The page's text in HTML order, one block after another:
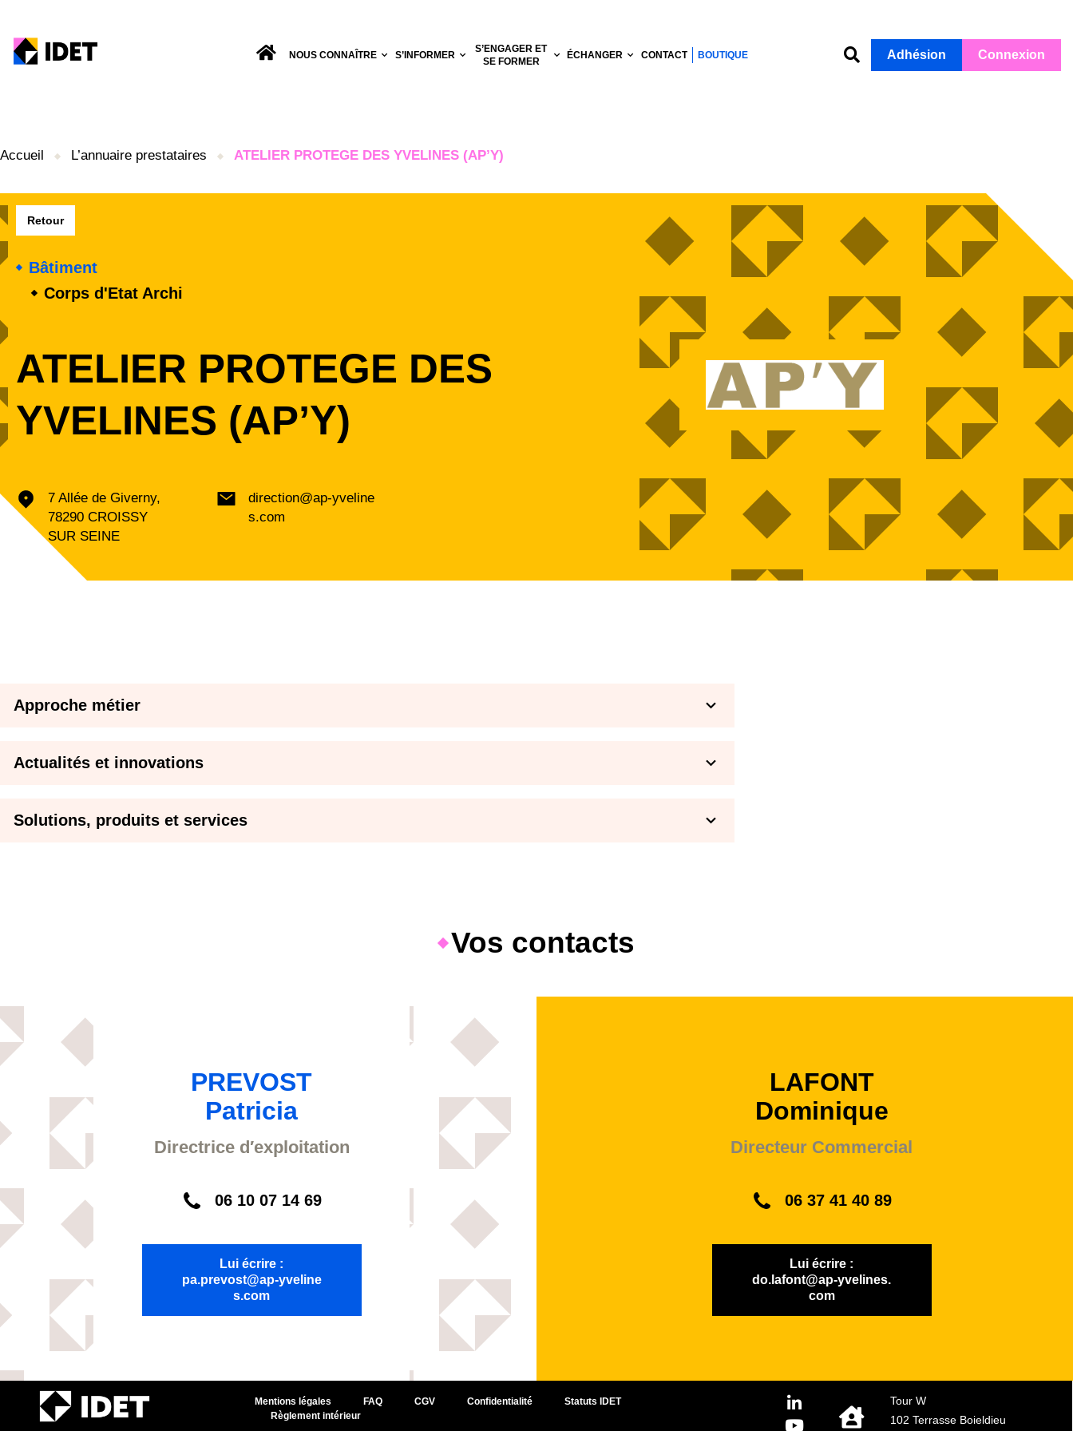
NOUS CONNAÎTRE S’INFORMER
S’ENGAGER ET
SE FORMER
ÉCHANGER CONTACT BOUTIQUE Adhésion Connexion
Accueil L’annuaire prestataires ATELIER PROTEGE DES YVELINES (AP’Y)
Retour
Bâtiment
Corps d'Etat Archi
ATELIER PROTEGE DES
YVELINES (AP’Y)
7 Allée de Giverny,
78290 CROISSY
SUR SEINE
direction@ap-yveline
s.com
Approche métier
Actualités et innovations
Solutions, produits et services
Vos contacts
PREVOST
Patricia
Directrice d′exploitation
06 10 07 14 69
Lui écrire :
pa.prevost@ap-yveline
s.com
LAFONT
Dominique
Directeur Commercial
06 37 41 40 89
Lui écrire :
do.lafont@ap-yvelines.
com
Mentions légales FAQ CGV Confidentialité
Statuts IDET
Règlement intérieur
Tour W
102 Terrasse Boieldieu